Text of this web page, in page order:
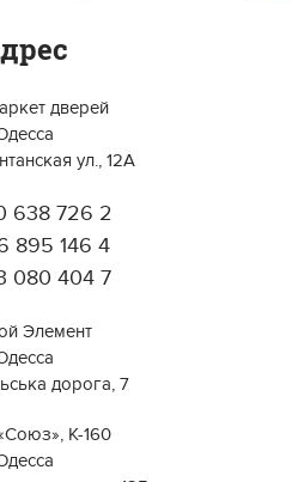
Работает на API 2ГИС
API нужен ключ. Помощь:
дверей
ул., 12А
638 726 2
895 146 4
080 404 7
Элемент
дорога, 7
К-160